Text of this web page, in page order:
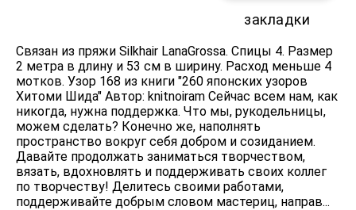
закладки
Связан из пряжи Silkhair LanaGrossa. Спицы 4. Размер
2 метра в длину и 53 см в ширину. Расход меньше 4
мотков. Узор 168 из книги "260 японских узоров
Хитоми Шида" Автор: knitnoiram Сейчас всем нам, как
никогда, нужна поддержка. Что мы, рукодельницы,
можем сделать? Конечно же, наполнять
пространство вокруг себя добром и созиданием.
Давайте продолжать заниматься творчеством,
вязать, вдохновлять и поддерживать своих коллег
по творчеству! Делитесь своими работами,
поддерживайте добрым словом мастериц, направ...